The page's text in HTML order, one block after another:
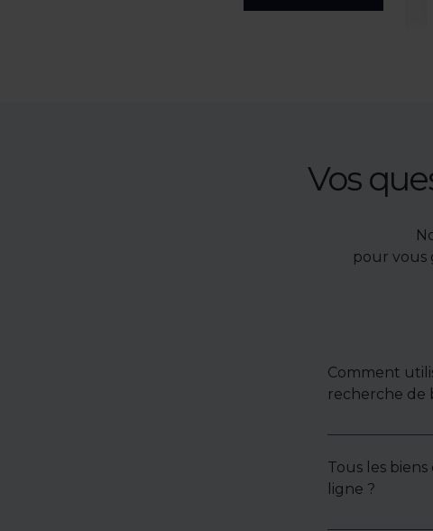
Vos
pour vous
Comment
recherche de
Tous les
ligne ?